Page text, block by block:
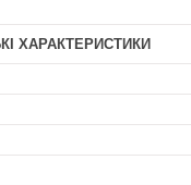
ХАРАКТЕРИСТИКИ